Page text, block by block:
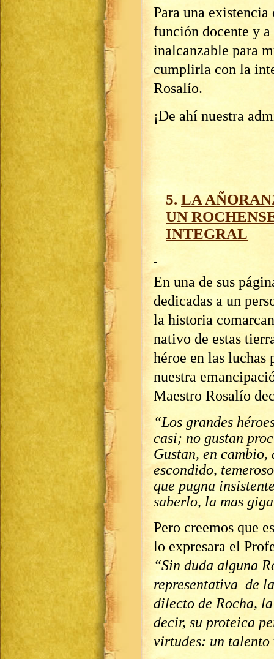
Para una existencia
función docente y
inalcanzable para
cumplirla con la
Rosalío.
¡De ahí nuestra
5. LA
UN
INTEGRAL
En una de sus
dedicadas a un
la historia
nativo de estas
héroe en las luchas
nuestra
Maestro Rosalío
“Los grandes
casi; no gustan
Gustan, en
escondido,
que pugna
saberlo, la mas
Pero creemos que
lo expresara el
“Sin duda alguna
representativa de
dilecto de Rocha,
decir, su proteica
virtudes: un talento